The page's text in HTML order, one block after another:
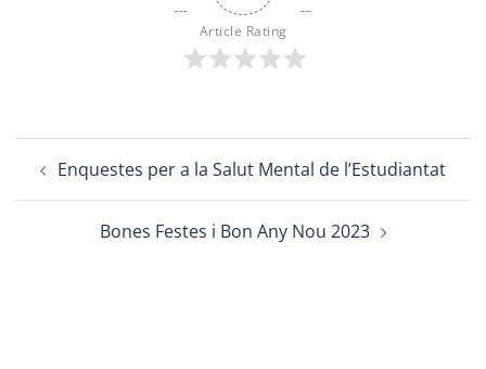
Article Rating
Post
navigation
Enquestes per a la Salut Mental de l’Estudiantat
Bones Festes i Bon Any Nou 2023